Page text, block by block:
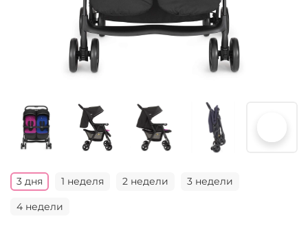
3 дня 1 неделя 2 недели 3 недели
4 недели